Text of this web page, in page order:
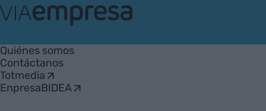
Empresa
Quiénes somos
Contáctanos
Totmedia
EnpresaBIDEA